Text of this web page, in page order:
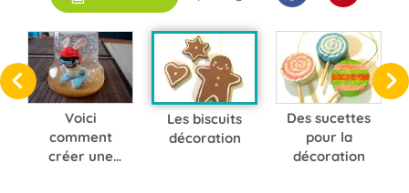
Voici
comment
créer une
Les biscuits
décoration
Des sucettes
pour la
décoration